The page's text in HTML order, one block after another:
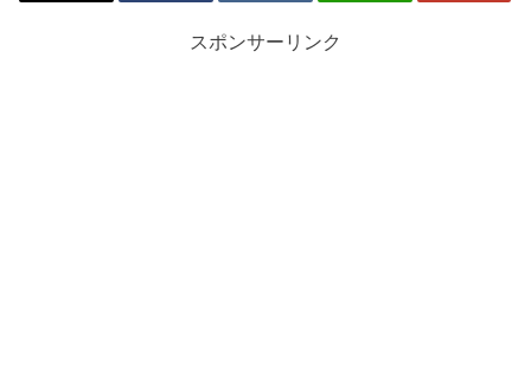
スポンサーリンク